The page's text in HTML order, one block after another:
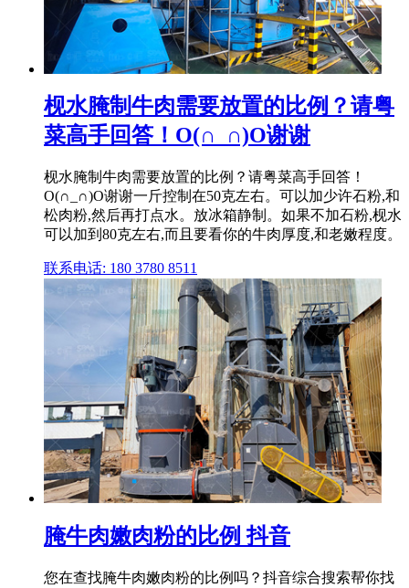
枧水腌制牛肉需要放置的比例？请粤
菜高手回答！O(∩_∩)O谢谢
枧水腌制牛肉需要放置的比例？请粤菜高手回答！
O(∩_∩)O谢谢一斤控制在50克左右。可以加少许石粉,和
松肉粉,然后再打点水。放冰箱静制。如果不加石粉,枧水
可以加到80克左右,而且要看你的牛肉厚度,和老嫩程度。
联系电话: 180 3780 8511
腌牛肉嫩肉粉的比例 抖音
您在查找腌牛肉嫩肉粉的比例吗？抖音综合搜索帮你找